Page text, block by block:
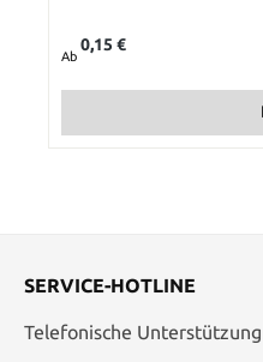
Ab
0,15 €
SERVICE-HOTLINE
Telefonische